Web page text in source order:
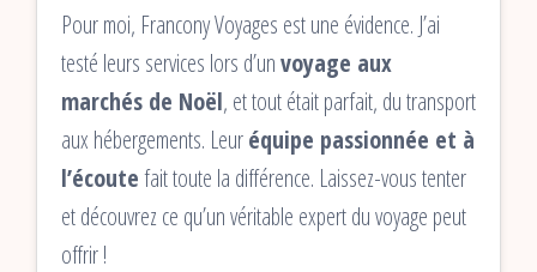
Pour moi, Francony Voyages est une évidence. J’ai
testé leurs services lors d’unvoyage aux
marchés de Noël, et tout était parfait, du transport
aux hébergements. Leuréquipe passionnée et à
l’écoutefait toute la différence. Laissez-vous tenter
et découvrez ce qu’un véritable expert du voyage peut
offrir !